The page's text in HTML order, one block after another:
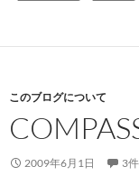
このブログについて
2009年6月1日 3